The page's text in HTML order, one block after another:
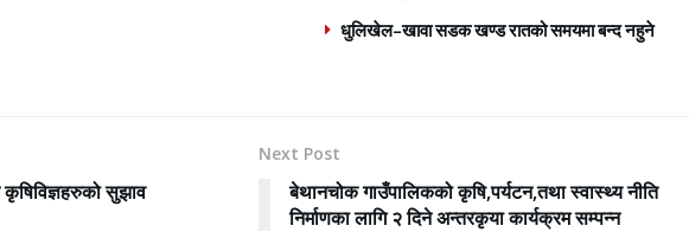
धुलिखेल–खावा सडक खण्ड रातको समयमा बन्द नहुने
कृषिविज्ञहरुको सुझाव
Next Post
बेथानचोक गाउँपालिकको कृषि,पर्यटन,तथा स्वास्थ्य नीति
निर्माणका लागि २ दिने अन्तरकृया कार्यक्रम सम्पन्न